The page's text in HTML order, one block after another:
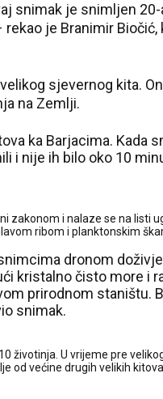
snimak je snimljen
je Branimir
sjevernog kita.
na Zemlji.
ka Barjacima. Kada
i nije ih bilo oko 10
zakonom i nalaze se na listi
ribom i planktonskim
dronom
kristalno čisto more i
prirodnom staništu.
snimak.
životinja. U vrijeme pre
od većine drugih velikih kitova.